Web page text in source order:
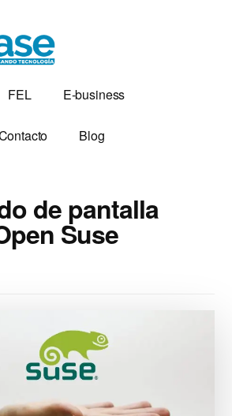
FEL E-business
Blog
de pantalla
Suse